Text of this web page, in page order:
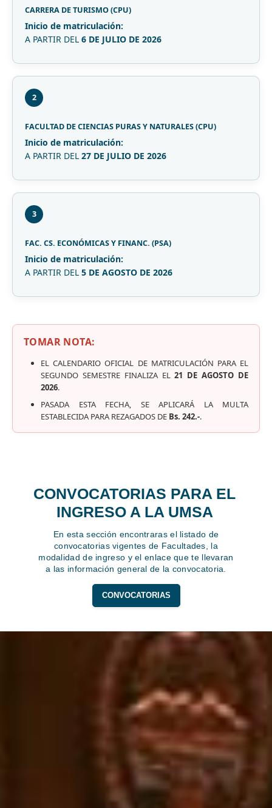
CARRERA DE TURISMO (CPU)
Inicio de matriculación:
A PARTIR DEL 6 DE JULIO DE 2026
2
FACULTAD DE CIENCIAS PURAS Y NATURALES (CPU)
Inicio de matriculación:
A PARTIR DEL 27 DE JULIO DE 2026
3
FAC. CS. ECONÓMICAS Y FINANC. (PSA)
Inicio de matriculación:
A PARTIR DEL 5 DE AGOSTO DE 2026
TOMAR NOTA:
EL CALENDARIO OFICIAL DE MATRICULACIÓN PARA EL
SEGUNDO SEMESTRE FINALIZA EL21 DE AGOSTO DE
2026.
PASADA ESTA FECHA, SE APLICARÁ LA MULTA
ESTABLECIDA PARA REZAGADOS DE Bs. 242.-.
CONVOCATORIAS PARA EL
INGRESO A LA UMSA
En esta sección encontraras el listado de
convocatorias vigentes de Facultades, la
modalidad de ingreso y el enlace que te llevaran
a las información general de la convocatoria.
CONVOCATORIAS